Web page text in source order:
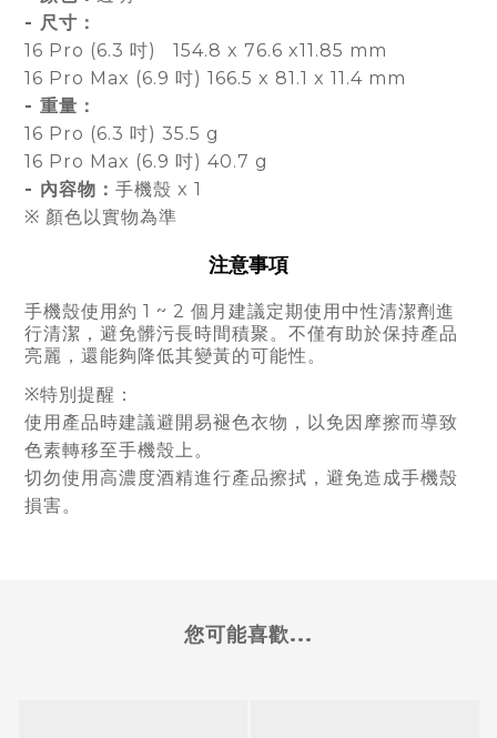
- 尺寸：
16 Pro (6.3 吋) 154.8 x 76.6 x11.85 mm
16 Pro Max (6.9 吋) 166.5 x 81.1 x 11.4 mm
- 重量：
16 Pro (6.3 吋) 35.5 g
16 Pro Max (6.9 吋) 40.7 g
- 內容物： 手機殼 x 1
※ 顏色以實物為準
注意事項
手機殼使用約 1 ~ 2 個月建議定期使用中性清潔劑進
行清潔，避免髒污長時間積聚。不僅有助於保持產品
亮麗，還能夠降低其變黃的可能性。
※特別提醒：
使用產品時建議避開易褪色衣物，以免因摩擦而導致
色素轉移至手機殼上。
切勿使用高濃度酒精進行產品擦拭，避免造成手機殼
損害。
您可能喜歡...